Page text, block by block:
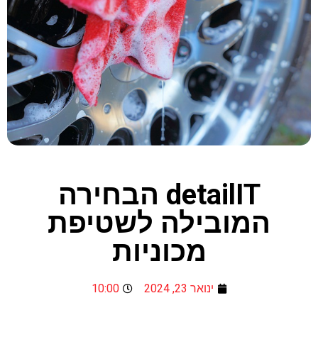
detailIT הבחירה
המובילה לשטיפת
מכוניות
ינואר 23, 2024 10:00